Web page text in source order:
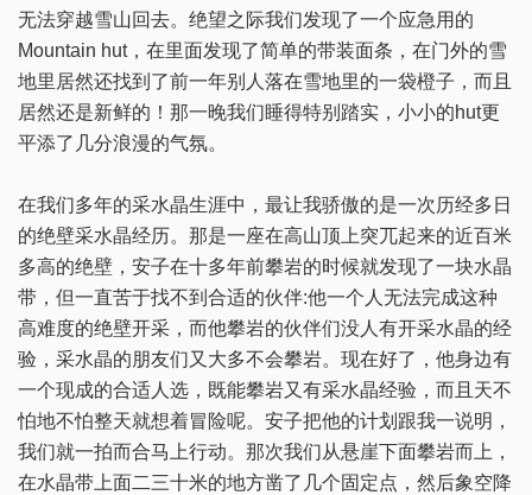
无法穿越雪山回去。绝望之际我们发现了一个应急用的
Mountain hut，在里面发现了简单的带装面条，在门外的雪
地里居然还找到了前一年别人落在雪地里的一袋橙子，而且
居然还是新鲜的！那一晚我们睡得特别踏实，小小的hut更
平添了几分浪漫的气氛。
在我们多年的采水晶生涯中，最让我骄傲的是一次历经多日
的绝壁采水晶经历。那是一座在高山顶上突兀起来的近百米
多高的绝壁，安子在十多年前攀岩的时候就发现了一块水晶
带，但一直苦于找不到合适的伙伴:他一个人无法完成这种
高难度的绝壁开采，而他攀岩的伙伴们没人有开采水晶的经
验，采水晶的朋友们又大多不会攀岩。现在好了，他身边有
一个现成的合适人选，既能攀岩又有采水晶经验，而且天不
怕地不怕整天就想着冒险呢。安子把他的计划跟我一说明，
我们就一拍而合马上行动。那次我们从悬崖下面攀岩而上，
在水晶带上面二三十米的地方凿了几个固定点，然后象空降